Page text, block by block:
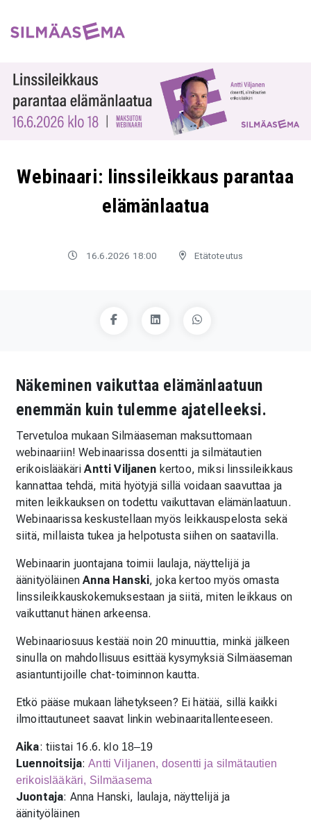
Webinaari: linssileikkaus parantaa
elämänlaatua
16.6.2026 18:00 Etätoteutus
Näkeminen vaikuttaa elämänlaatuun
enemmän kuin tulemme ajatelleeksi.
Tervetuloa mukaan Silmäaseman maksuttomaan
webinaariin! Webinaarissa dosentti ja silmätautien
erikoislääkäriAntti Viljanen kertoo, miksi linssileikkaus
kannattaa tehdä, mitä hyötyjä sillä voidaan saavuttaa ja
miten leikkauksen on todettu vaikuttavan elämänlaatuun.
Webinaarissa keskustellaan myös leikkauspelosta sekä
siitä, millaista tukea ja helpotusta siihen on saatavilla.
Webinaarin juontajana toimii laulaja, näyttelijä ja
äänityöläinenAnna Hanski, joka kertoo myös omasta
linssileikkauskokemuksestaan ja siitä, miten leikkaus on
vaikuttanut hänen arkeensa.
Webinaariosuus kestää noin 20 minuuttia, minkä jälkeen
sinulla on mahdollisuus esittää kysymyksiä Silmäaseman
asiantuntijoille chat-toiminnon kautta.
Etkö pääse mukaan lähetykseen? Ei hätää, sillä kaikki
ilmoittautuneet saavat linkin webinaaritallenteeseen.
Aika: tiistai 16.6. klo 18–19
Luennoitsija:Antti Viljanen, dosentti ja silmätautien
erikoislääkäri, Silmäasema
Juontaja: Anna Hanski, laulaja, näyttelijä ja
äänityöläinen